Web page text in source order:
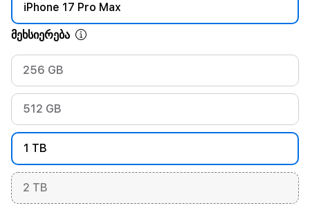
iPhone 17 Pro Max
მეხსიერება
256 GB
512 GB
1 TB
2 TB